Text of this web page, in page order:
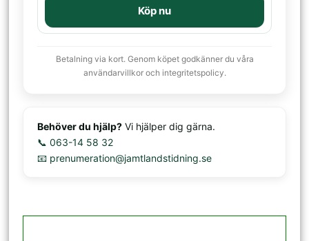
Köp nu
Betalning via kort. Genom köpet godkänner du våra
användarvillkor och integritetspolicy.
Behöver du hjälp? Vi hjälper dig gärna.
📞 063-14 58 32
📧 prenumeration@jamtlandstidning.se